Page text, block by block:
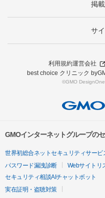
掲
サ
利用規約運営会社
best choice クリニック
©GMO
GMOインターネットグループの
世界初総合ネットセキュリティサービ
パスワード漏洩診断
Webサイトリ
セキュリティ相談AIチャットボット
実在証明・盗聴対策